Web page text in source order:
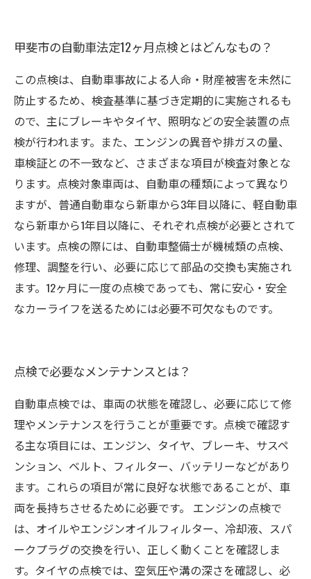
甲斐市の自動車法定12ヶ月点検とはどんなもの？
この点検は、自動車事故による人命・財産被害を未然に
防止するため、検査基準に基づき定期的に実施されるも
ので、主にブレーキやタイヤ、照明などの安全装置の点
検が行われます。また、エンジンの異音や排ガスの量、
車検証との不一致など、さまざまな項目が検査対象とな
ります。点検対象車両は、自動車の種類によって異なり
ますが、普通自動車なら新車から3年目以降に、軽自動車
なら新車から1年目以降に、それぞれ点検が必要とされて
います。点検の際には、自動車整備士が機械類の点検、
修理、調整を行い、必要に応じて部品の交換も実施され
ます。12ヶ月に一度の点検であっても、常に安心・安全
なカーライフを送るためには必要不可欠なものです。
点検で必要なメンテナンスとは？
自動車点検では、車両の状態を確認し、必要に応じて修
理やメンテナンスを行うことが重要です。点検で確認す
る主な項目には、エンジン、タイヤ、ブレーキ、サスペ
ンション、ベルト、フィルター、バッテリーなどがあり
ます。これらの項目が常に良好な状態であることが、車
両を長持ちさせるために必要です。 エンジンの点検で
は、オイルやエンジンオイルフィルター、冷却液、スパ
ークプラグの交換を行い、正しく動くことを確認しま
す。タイヤの点検では、空気圧や溝の深さを確認し、必